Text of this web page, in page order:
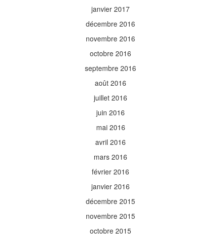
janvier 2017
décembre 2016
novembre 2016
octobre 2016
septembre 2016
août 2016
juillet 2016
juin 2016
mai 2016
avril 2016
mars 2016
février 2016
janvier 2016
décembre 2015
novembre 2015
octobre 2015